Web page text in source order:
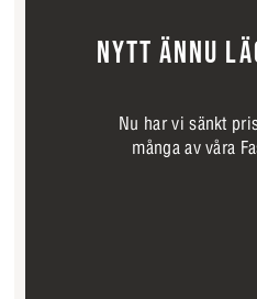
NYTT ÄNNU
Nu har vi sänkt
många av våra